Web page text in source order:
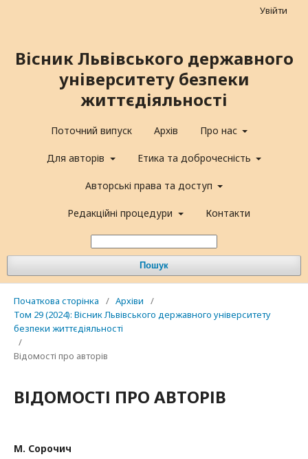
Вісник Львівського державного
університету безпеки
життєдіяльності
Поточний випуск Архів Про нас
Для авторів Етика та доброчесність
Авторські права та доступ
Редакційні процедури Контакти
Пошук
Увійти
Початкова сторінка / Архіви
/
Том 29 (2024): Вісник Львівського державного університету
безпеки життєдіяльності
/
Відомості про авторів
ВІДОМОСТІ ПРО АВТОРІВ
М. Сорочич